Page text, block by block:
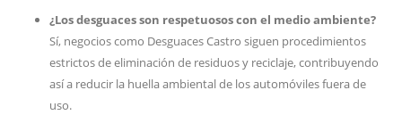
¿Los desguaces son respetuosos con el medio ambiente?
Sí, negocios como Desguaces Castro siguen procedimientos
estrictos de eliminación de residuos y reciclaje, contribuyendo
así a reducir la huella ambiental de los automóviles fuera de
uso.